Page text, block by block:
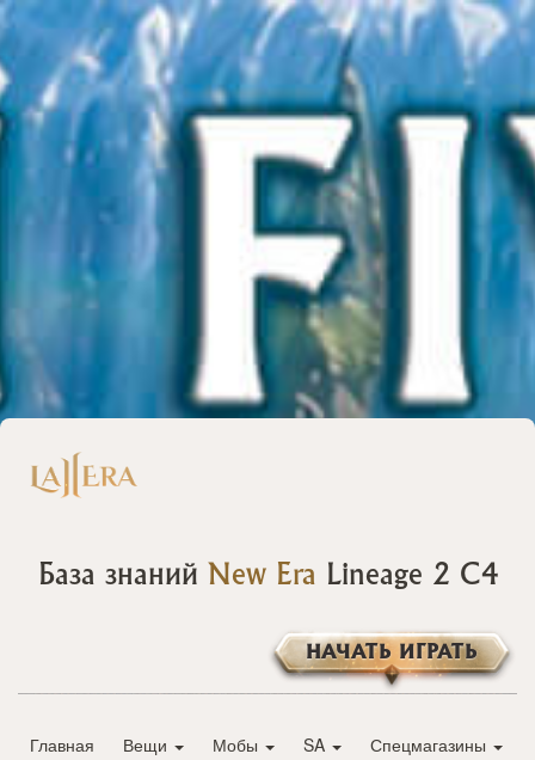
База знаний New Era Lineage 2 C4
НАЧАТЬ ИГРАТЬ
Главная Вещи Мобы SA Спецмагазины